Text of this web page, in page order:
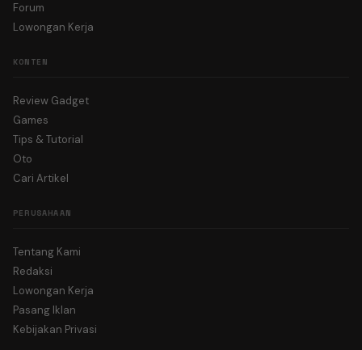
Forum
Lowongan Kerja
KONTEN
Review Gadget
Games
Tips & Tutorial
Oto
Cari Artikel
PERUSAHAAN
Tentang Kami
Redaksi
Lowongan Kerja
Pasang Iklan
Kebijakan Privasi